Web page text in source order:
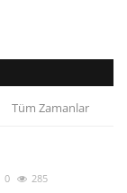
Tüm Zamanlar
0 285